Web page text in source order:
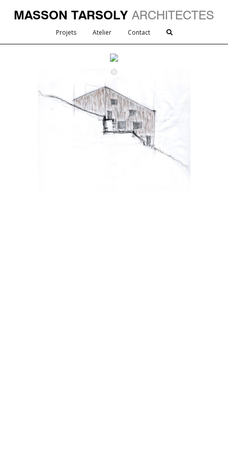
MASSON TARSOLY ARCHITECTES
Projets Atelier Contact